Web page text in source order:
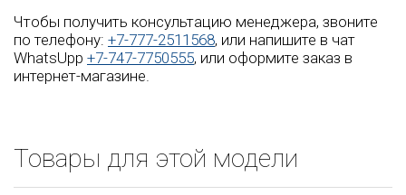
Чтобы получить консультацию менеджера, звоните
по телефону: +7-777-2511568, или напишите в чат
WhatsUpp +7-747-7750555, или оформите заказ в
интернет-магазине.
Товары для этой модели